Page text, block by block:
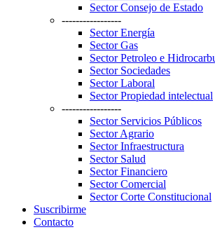
Sector Consejo de Estado
-----------------
Sector Energía
Sector Gas
Sector Petroleo e
Sector Sociedades
Sector Laboral
Sector Propiedad intelectual
-----------------
Sector Servicios Públicos
Sector Agrario
Sector Infraestructura
Sector Salud
Sector Financiero
Sector Comercial
Sector Corte Constitucional
Suscribirme
Contacto